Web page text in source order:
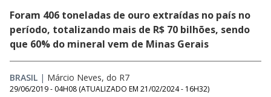
Foram 406 toneladas de ouro extraídas no país no
período, totalizando mais de R$ 70 bilhões, sendo
que 60% do mineral vem de Minas Gerais
BRASIL | Márcio Neves, do R7
29/06/2019 - 04H08 (ATUALIZADO EM 21/02/2024 - 16H32)